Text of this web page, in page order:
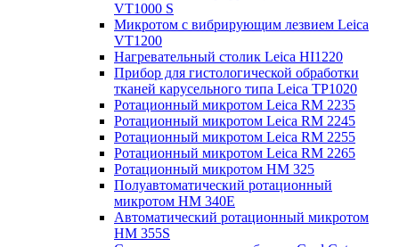
VT1000 S
Микротом с вибрирующим лезвием Leica
VT1200
Нагревательный столик Leica HI1220
Прибор для гистологической обработки
тканей карусельного типа Leica TP1020
Ротационный микротом Leica RM 2235
Ротационный микротом Leica RM 2245
Ротационный микротом Leica RM 2255
Ротационный микротом Leica RM 2265
Ротационный микротом HM 325
Полуавтоматический ротационный
микротом HM 340E
Автоматический ротационный микротом
HM 355S